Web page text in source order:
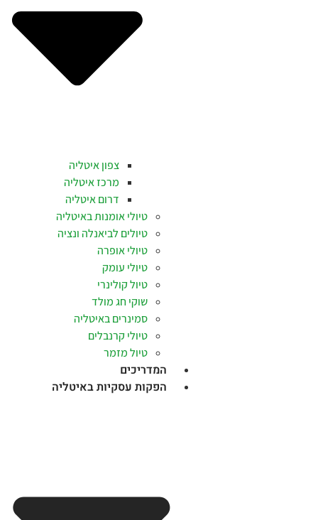
צפון איטליה
מרכז איטליה
דרום איטליה
טיולי אומנות באיטליה
טיולים לביאנלה ונציה
טיולי אופרה
טיולי עומק
טיול קולינרי
שוקי חג מולד
סמינרים באיטליה
טיולי קרנבלים
טיול מזמר
המדריכים
הפקות עסקיות באיטליה